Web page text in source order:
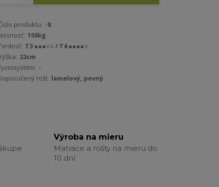
produktu: -8
150kg
T3 ●●●○○ / T4 ●●●●○
22cm
-
rošt: lamelový, pevný
Výroba na mieru
Matrace a rošty na mieru do
10 dní